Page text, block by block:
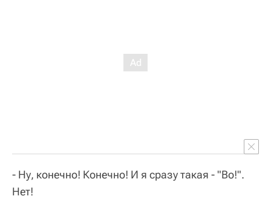
- Ну, конечно! Конечно! И я сразу такая - "Во!".
Нет!